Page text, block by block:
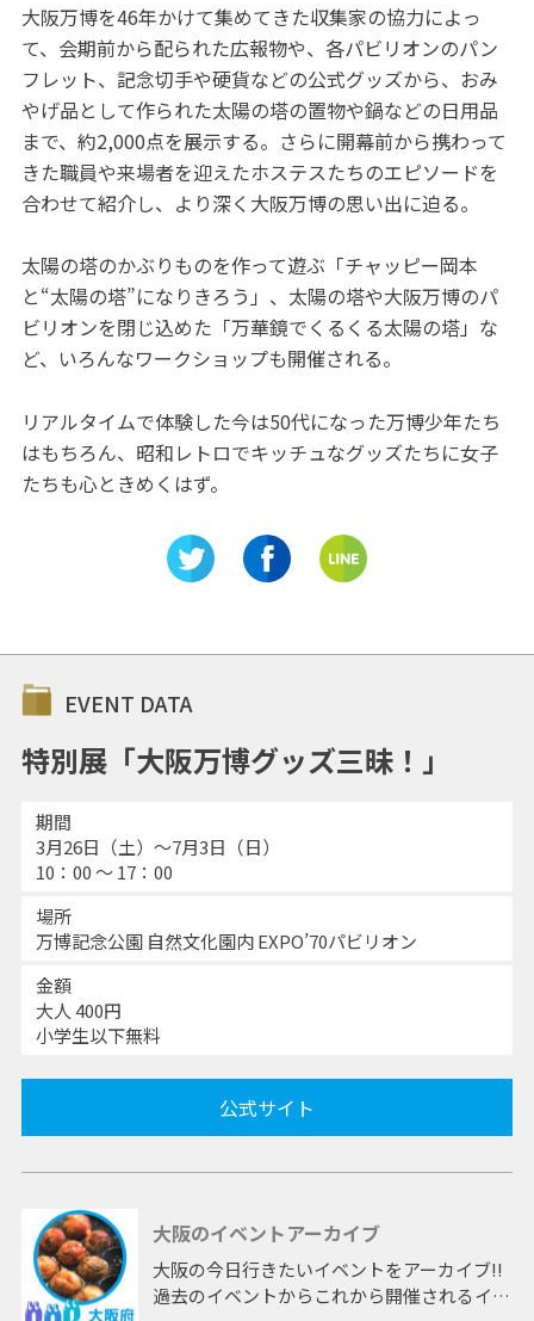
大阪万博を46年かけて集めてきた収集家の協力によっ
て、会期前から配られた広報物や、各パビリオンのパン
フレット、記念切手や硬貨などの公式グッズから、おみ
やげ品として作られた太陽の塔の置物や鍋などの日用品
まで、約2,000点を展示する。さらに開幕前から携わって
きた職員や来場者を迎えたホステスたちのエピソードを
合わせて紹介し、より深く大阪万博の思い出に迫る。
太陽の塔のかぶりものを作って遊ぶ「チャッピー岡本
と“太陽の塔”になりきろう」、太陽の塔や大阪万博のパ
ビリオンを閉じ込めた「万華鏡でくるくる太陽の塔」な
ど、いろんなワークショップも開催される。
リアルタイムで体験した今は50代になった万博少年たち
はもちろん、昭和レトロでキッチュなグッズたちに女子
たちも心ときめくはず。
EVENT DATA
特別展「大阪万博グッズ三昧！」
期間
3月26日（土）～7月3日（日）
10：00 〜 17：00
場所
万博記念公園 自然文化園内 EXPO’70パビリオン
金額
大人 400円
小学生以下無料
公式サイト
大阪のイベントアーカイブ
大阪の今日行きたいイベントをアーカイブ!!
過去のイベントからこれから開催されるイベ